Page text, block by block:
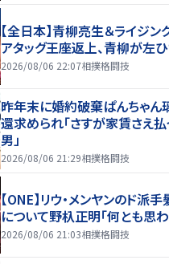
【全日本】青柳亮生＆ライジ
アタッグ王座返上、青柳が左
2026/08/06 22:07相撲格闘技
昨年末に婚約破棄ぱんちゃ
還求められ「さすが家賃さえ
男」
2026/08/06 21:29相撲格闘技
【ONE】リウ・メンヤンのド派
について野杁正明「何とも思わ
2026/08/06 21:03相撲格闘技